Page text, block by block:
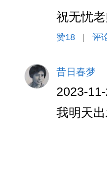
祝无忧
赞18 评
昔日春梦
2023-
我明天